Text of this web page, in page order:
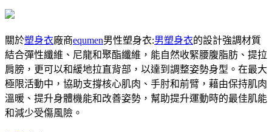
關於塑身衣廠商equmen男性塑身衣:男塑身衣的設計強調材質
結合彈性纖維、尼龍和聚酯纖維，能自然收緊腰腹脂肪、提拉
肩膀，更可以和緩地拉直背部，以達到調整姿勢身型。在最大
極限活動中，協助支撐核心肌肉、手肘和前臂，藉由保持肌肉
溫暖、提升身體機能和改善姿勢，幫助提升運動時的最佳肌能
和減少受傷風險。